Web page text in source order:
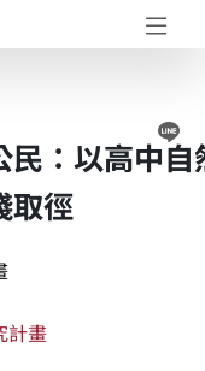
果典藏庫
民：以高中自
取徑
計畫